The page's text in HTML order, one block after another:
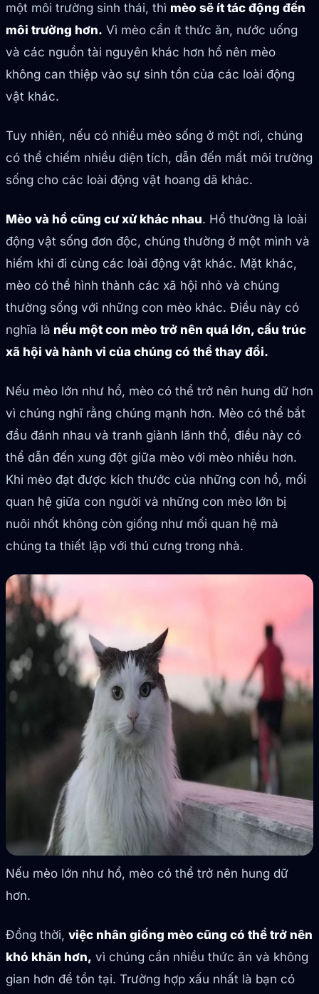
một môi trường sinh thái, thì mèo sẽ ít tác động đến
môi trường hơn. Vì mèo cần ít thức ăn, nước uống
và các nguồn tài nguyên khác hơn hổ nên mèo
không can thiệp vào sự sinh tồn của các loài động
vật khác.
Tuy nhiên, nếu có nhiều mèo sống ở một nơi, chúng
có thể chiếm nhiều diện tích, dẫn đến mất môi trường
sống cho các loài động vật hoang dã khác.
Mèo và hổ cũng cư xử khác nhau. Hổ thường là loài
động vật sống đơn độc, chúng thường ở một mình và
hiếm khi đi cùng các loài động vật khác. Mặt khác,
mèo có thể hình thành các xã hội nhỏ và chúng
thường sống với những con mèo khác. Điều này có
nghĩa là nếu một con mèo trở nên quá lớn, cấu trúc
xã hội và hành vi của chúng có thể thay đổi.
Nếu mèo lớn như hổ, mèo có thể trở nên hung dữ hơn
vì chúng nghĩ rằng chúng mạnh hơn. Mèo có thể bắt
đầu đánh nhau và tranh giành lãnh thổ, điều này có
thể dẫn đến xung đột giữa mèo với mèo nhiều hơn.
Khi mèo đạt được kích thước của những con hổ, mối
quan hệ giữa con người và những con mèo lớn bị
nuôi nhốt không còn giống như mối quan hệ mà
chúng ta thiết lập với thú cưng trong nhà.
Nếu mèo lớn như hổ, mèo có thể trở nên hung dữ
hơn.
Đồng thời, việc nhân giống mèo cũng có thể trở nên
khó khăn hơn, vì chúng cần nhiều thức ăn và không
gian hơn để tồn tại. Trường hợp xấu nhất là bạn có